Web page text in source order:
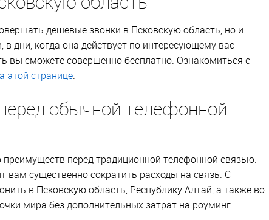
дешевые звонки в Псковскую область, но и
в дни, когда она действует по интересующему вас
вы сможете совершенно бесплатно. Ознакомиться с
этой странице.
обычной телефонной
перед традиционной телефонной связью.
существенно сократить расходы на связь. С
в Псковскую область, Республику Алтай, а также во
мира без дополнительных затрат на роуминг.